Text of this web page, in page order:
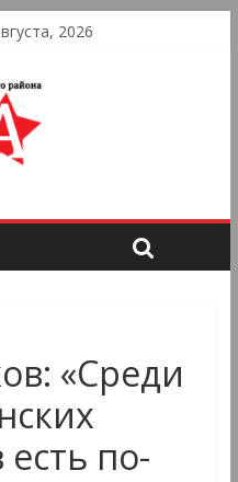
2026
«Среди
по-